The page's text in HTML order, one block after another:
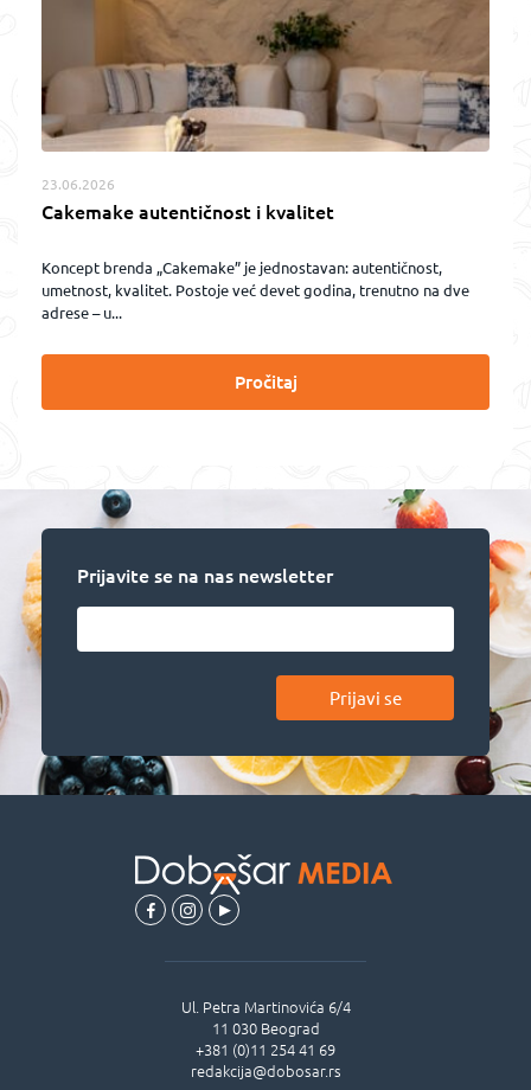
23.06.2026
Cakemake autentičnost i kvalitet
Koncept brenda „Cakemake” je jednostavan: autentičnost,
umetnost, kvalitet. Postoje već devet godina, trenutno na dve
adrese – u...
Pročitaj
Prijavite se na nas newsletter
Prijavi se
Ul. Petra Martinovića 6/4
11 030 Beograd
+381 (0)11 254 41 69
redakcija@dobosar.rs